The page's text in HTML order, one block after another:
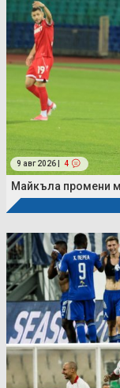
9 авг 2026 | 4
Майкъла промени